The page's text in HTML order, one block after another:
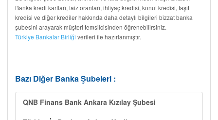
Banka kredi kartları, faiz oranları, ihtiyaç kredisi, konut kredisi, taşıt
kredisi ve diğer krediler hakkında daha detaylı bilgileri bizzat banka
şubesini arayarak müşteri temsilcisinden öğrenebilirsiniz.
Türkiye Bankalar Birliği verileri ile hazırlanmıştır.
Bazı Diğer Banka Şubeleri :
QNB Finans Bank Ankara Kızılay Şubesi